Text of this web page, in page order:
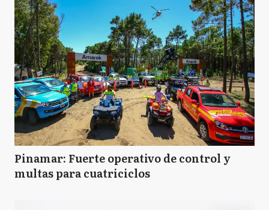
Pinamar: Fuerte operativo de control y
multas para cuatriciclos